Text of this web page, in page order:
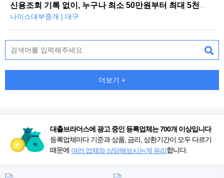
나이스대부중개 | 대구
더보기 +
대출브라더스에 광고 중인 등록업체는 700개 이상입니다
등록업체마다 기준과 상품, 금리, 상환기간이 모두 다르기
때문에 여러 업체와 상담해보시는게 유리합니다.